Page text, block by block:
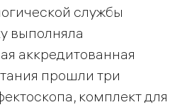
службы
выполняла
аккредитованная
прошли три
комплект для